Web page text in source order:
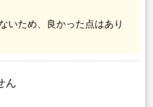
いため、良かった点はあり
ん